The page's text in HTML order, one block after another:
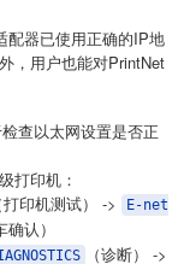
配器已使用正确的IP地
，用户也能对PrintNet
查以太网设置是否正
打印机：
印机测试） ->
E-net
认）
（诊断） ->